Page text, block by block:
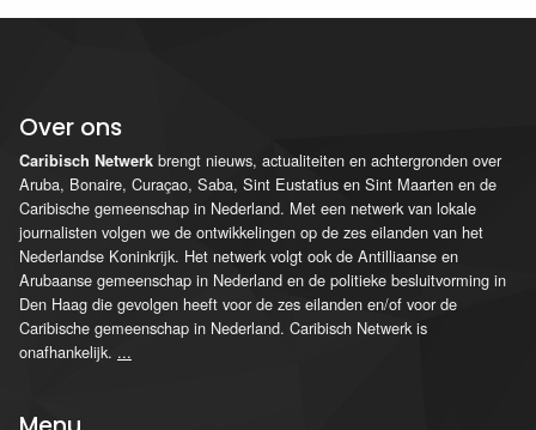
Over ons
Caribisch Netwerk brengt nieuws, actualiteiten en achtergronden over
Aruba, Bonaire, Curaçao, Saba, Sint Eustatius en Sint Maarten en de
Caribische gemeenschap in Nederland. Met een netwerk van lokale
journalisten volgen we de ontwikkelingen op de zes eilanden van het
Nederlandse Koninkrijk. Het netwerk volgt ook de Antilliaanse en
Arubaanse gemeenschap in Nederland en de politieke besluitvorming in
Den Haag die gevolgen heeft voor de zes eilanden en/of voor de
Caribische gemeenschap in Nederland. Caribisch Netwerk is
onafhankelijk. ...